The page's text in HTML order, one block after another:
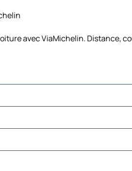
avec ViaMichelin. Distance,